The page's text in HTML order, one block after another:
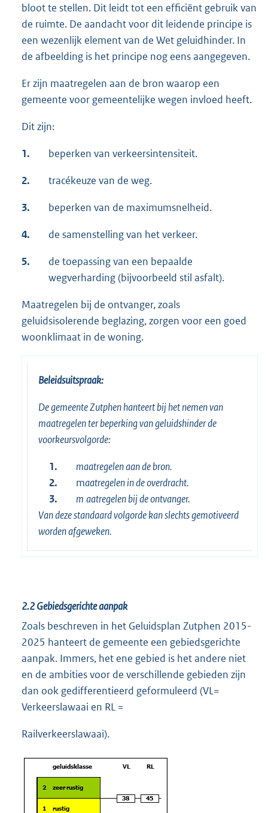
bloot te stellen. Dit leidt tot een efficiënt gebruik van
de ruimte. De aandacht voor dit leidende principe is
een wezenlijk element van de Wet geluidhinder. In
de afbeelding is het principe nog eens aangegeven.
Er zijn maatregelen aan de bron waarop een
gemeente voor gemeentelijke wegen invloed heeft.
Dit zijn:
1. beperken van verkeersintensiteit.
2. tracékeuze van de weg.
3. beperken van de maximumsnelheid.
4. de samenstelling van het verkeer.
5.
de toepassing van een bepaalde
wegverharding (bijvoorbeeld stil asfalt).
Maatregelen bij de ontvanger, zoals
geluidsisolerende beglazing, zorgen voor een goed
woonklimaat in de woning.
Beleidsuitspraak:
De gemeente Zutphen hanteert bij het nemen van
maatregelen ter beperking van geluidshinder de
voorkeursvolgorde:
1.
maatregelen aan de bron.
2.
maatregelen in de overdracht.
3.
m aatregelen bij de ontvanger.
Van deze standaard volgorde kan slechts gemotiveerd
worden afgeweken.
2.2Gebiedsgerichte aanpak
Zoals beschreven in het Geluidsplan Zutphen 2015-
2025 hanteert de gemeente een gebiedsgerichte
aanpak. Immers, het ene gebied is het andere niet
en de ambities voor de verschillende gebieden zijn
dan ook gedifferentieerd geformuleerd (VL=
Verkeerslawaai en RL =
Railverkeerslawaai).